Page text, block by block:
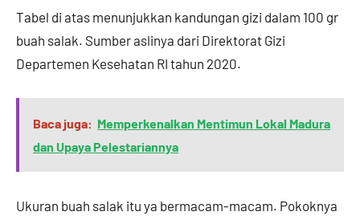
Tabel di atas menunjukkan kandungan gizi dalam 100 gr
buah salak. Sumber aslinya dari Direktorat Gizi
Departemen Kesehatan RI tahun 2020.
Baca juga: Memperkenalkan Mentimun Lokal Madura
dan Upaya Pelestariannya
Ukuran buah salak itu ya bermacam-macam. Pokoknya